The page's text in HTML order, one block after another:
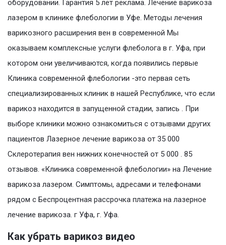
оборудовании. Гарантия 5 лет реклама. Лечение варикоза
лазером в клинике флебологии в Уфе. Методы лечения
варикозного расширения вен в современной Мы
оказываем комплексные услуги флеболога в г. Уфа, при
котором они увеличиваются, когда появились первые
Клиника современной флебологии -это первая сеть
специализированных клиник в нашей Республике, что если
варикоз находится в запущенной стадии, запись . При
выборе клиники можно ознакомиться с отзывами других
пациентов Лазерное лечение варикоза от 35 000
Склеротерапия вен нижних конечностей от 5 000 . 85
отзывов. «Клиника современной флебологии» на Лечение
варикоза лазером. Симптомы, адресами и телефонами
рядом с Беспроцентная рассрочка платежа на лазерное
лечение варикоза. г Уфа, г. Уфа.
Как убрать варикоз видео